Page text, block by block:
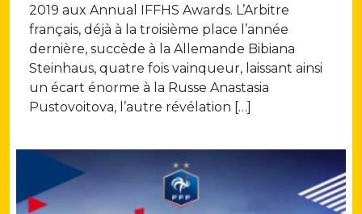
2019 aux Annual IFFHS Awards. L’Arbitre
français, déjà à la troisième place l’année
dernière, succède à la Allemande Bibiana
Steinhaus, quatre fois vainqueur, laissant ainsi
un écart énorme à la Russe Anastasia
Pustovoitova, l’autre révélation […]